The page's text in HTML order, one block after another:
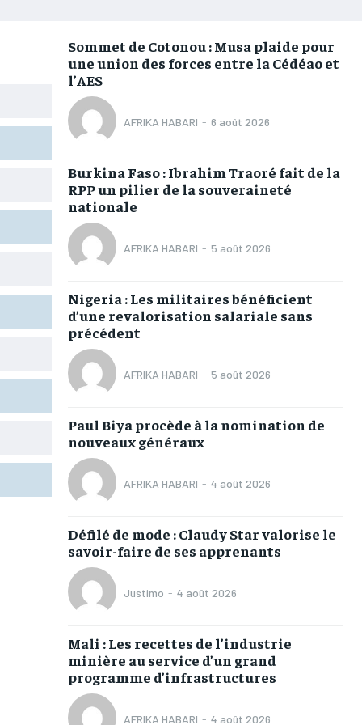
COMMUNIQUÉ
CULTURE
DIVERS
ECONOMIE
MONDE
OPPORTUNITÉ
PARTENAIRES
TOGOREPORT
TOGOREGARD
NOUVELLE D’AFRIQUE
LEDEFENSEURINFO
228FOOT
ACTU LOMÉ
1-MONTH
/ month
to this tier, you are billed
after the first one until you
of the monthly subscription.
1-MONTH
/ month
to this tier, you are billed
after the first one until you
of the monthly subscription.
COMMUNIQUÉ
CULTURE
DIVERS
ECONOMIE
MONDE
OPPORTUNITÉ
PARTENAIRES
TOGOREPORT
TOGOREGARD
NOUVELLE D’AFRIQUE
LEDEFENSEURINFO
228FOOT
ACTU LOMÉ
COMMUNIQUÉ
CULTURE
DIVERS
ECONOMIE
MONDE
OPPORTUNITÉ
PARTENAIRES
TOGOREPORT
TOGOREGARD
NOUVELLE D’AFRIQUE
LEDEFENSEURINFO
228FOOT
ACTU LOMÉ
COMMUNIQUÉ
CULTURE
DIVERS
ECONOMIE
MONDE
OPPORTUNITÉ
PARTENAIRES
TOGOREPORT
TOGOREGARD
NOUVELLE D’AFRIQUE
LEDEFENSEURINFO
228FOOT
ACTU LOMÉ
Sommet de Cotonou : Musa plaide pour
une union des forces entre la Cédéao et
l’AES
AFRIKA HABARI - 6 août 2026
Burkina Faso : Ibrahim Traoré fait de la
RPP un pilier de la souveraineté
nationale
AFRIKA HABARI - 5 août 2026
Nigeria : Les militaires bénéficient
d’une revalorisation salariale sans
précédent
AFRIKA HABARI - 5 août 2026
Paul Biya procède à la nomination de
nouveaux généraux
AFRIKA HABARI - 4 août 2026
Défilé de mode : Claudy Star valorise le
savoir-faire de ses apprenants
Justimo - 4 août 2026
Mali : Les recettes de l’industrie
minière au service d’un grand
programme d’infrastructures
AFRIKA HABARI - 4 août 2026